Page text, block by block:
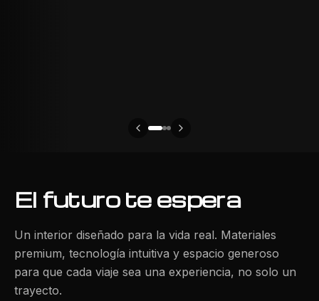
El futuro te espera
Un interior diseñado para la vida real. Materiales
premium, tecnología intuitiva y espacio generoso
para que cada viaje sea una experiencia, no solo un
trayecto.